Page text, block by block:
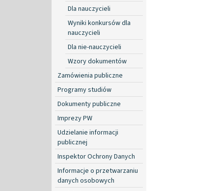
Dla nauczycieli
Wyniki konkursów dla
nauczycieli
Dla nie-nauczycieli
Wzory dokumentów
Zamówienia publiczne
Programy studiów
Dokumenty publiczne
Imprezy PW
Udzielanie informacji
publicznej
Inspektor Ochrony Danych
Informacje o przetwarzaniu
danych osobowych